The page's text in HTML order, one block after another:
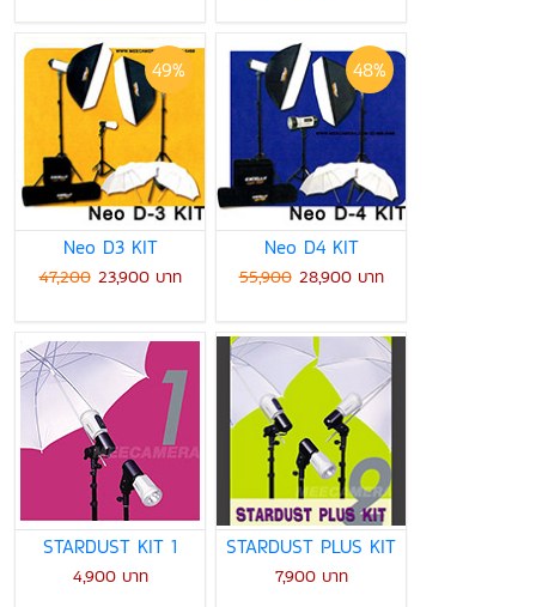
49%
Neo D3 KIT
47,200 23,900 บาท
48%
Neo D4 KIT
55,900 28,900 บาท
STARDUST KIT 1
4,900 บาท
STARDUST PLUS KIT
7,900 บาท